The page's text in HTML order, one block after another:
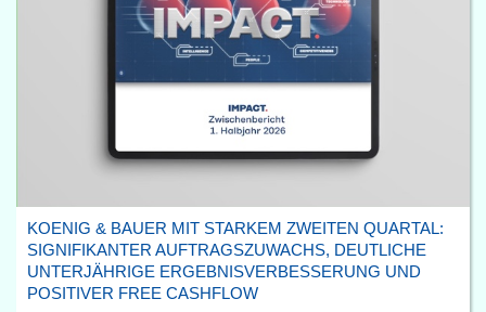
KOENIG & BAUER MIT STARKEM ZWEITEN QUARTAL:
SIGNIFIKANTER AUFTRAGSZUWACHS, DEUTLICHE
UNTERJÄHRIGE ERGEBNISVERBESSERUNG UND
POSITIVER FREE CASHFLOW